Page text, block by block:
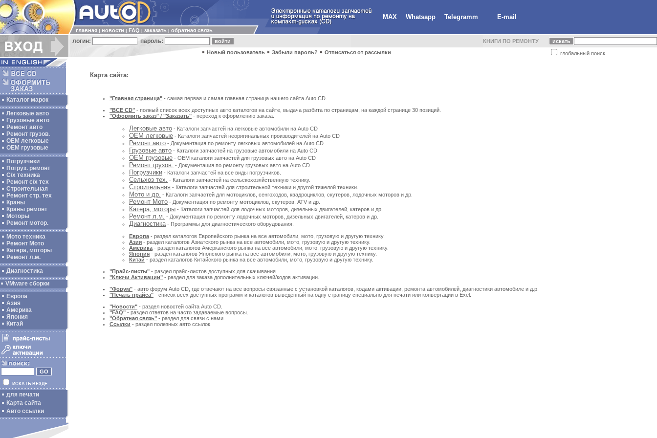
MAX Whatsapp Telegramm E-mail
главная новости FAQ заказать обратная связь
логин: пароль: КНИГИ ПО РЕМОНТУ
глобальный поиск
Новый пользователь Забыли пароль? Отписаться от рассылки
Каталог марок
Легковые авто
Грузовые авто
Ремонт авто
Ремонт грузов.
ОЕМ легковые
OEM грузовые
Погрузчики
Погруз. ремонт
С/х техника
Ремонт с/х тех
Строительная
Ремонт стр. тех
Краны
Краны ремонт
Моторы
Ремонт мотор.
Мото техника
Ремонт Мото
Катера, моторы
Ремонт л.м.
Диагностика
VMware сборки
Европа
Азия
Америка
Япония
Китай
ИСКАТЬ ВЕЗДЕ
для печати
Карта сайта
Авто ссылки
Карта сайта:
"Главная страница" - самая первая и самая главная страница нашего сайта Auto CD.
"ВСЕ CD" - полный список всех доступных авто каталогов на сайте, выдача разбита по страницам, на каждой странице 30 позиций.
"Оформить заказ" / "Заказать" - переход к оформлению заказа.
Легковые авто - Каталоги запчастей на легковые автомобили на Auto CD
ОЕМ легковые - Каталоги запчастей неоригинальных производителей на Auto CD
Ремонт авто - Документация по ремонту легковых автомобилей на Auto CD
Грузовые авто - Каталоги запчастей на грузовые автомобили на Auto CD
OEM грузовые - OEM каталоги запчастей для грузовых авто на Auto CD
Ремонт грузов. - Документация по ремонту грузовых авто на Auto CD
Погрузчики - Каталоги запчастей на все виды погрузчиков.
Сельхоз тех. - Каталоги запчастей на сельскохозяйственную технику.
Строительная - Каталоги запчастей для строительной техники и другой тяжелой техники.
Мото и др. - Каталоги запчастей для мотоциклов, сенгоходов, квадроциклов, скутеров, лодочных моторов и др.
Ремонт Мото - Документация по ремонту мотоциклов, скутеров, ATV и др.
Катера, моторы - Каталоги запчастей для лодочных моторов, дизельных двигателей, катеров и др.
Ремонт л.м. - Документация по ремонту лодочных моторов, дизельных двигателей, катеров и др.
Диагностика - Программы для диагностического оборудования.
Европа - раздел каталогов Европейского рынка на все автомобили, мото, грузовую и другую технику.
Азия - раздел каталогов Азиатского рынка на все автомобили, мото, грузовую и другую технику.
Америка - раздел каталогов Амерканского рынка на все автомобили, мото, грузовую и другую технику.
Япония - раздел каталогов Японского рынка на все автомобили, мото, грузовую и другую технику.
Китай - раздел каталогов Китайского рынка на все автомобили, мото, грузовую и другую технику.
"Прайс-листы" - раздел прайс-листов доступных для скачивания.
"Ключи Активации" - раздел для заказа дополнительных ключей/кодов активации.
"Форум" - авто форум Auto CD, где отвечают на все вопросы связанные с установкой каталогов, кодами активации, ремонта автомобилей, диагностики автомобиле и д.р.
"Печать прайса" - список всех доступных программ и каталогов выведенный на одну страницу специально для печати или конвертации в Exel.
"Новости" - раздел новостей сайта Auto CD.
"FAQ" - раздел ответов на часто задаваемые вопросы.
"Обратная связь" - раздел для связи с нами.
Ссылки - раздел полезных авто ссылок.